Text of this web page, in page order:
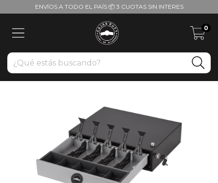
ENVÍOS A TODO EL PAÍS 📦 3 CUOTAS SIN INTERES
0